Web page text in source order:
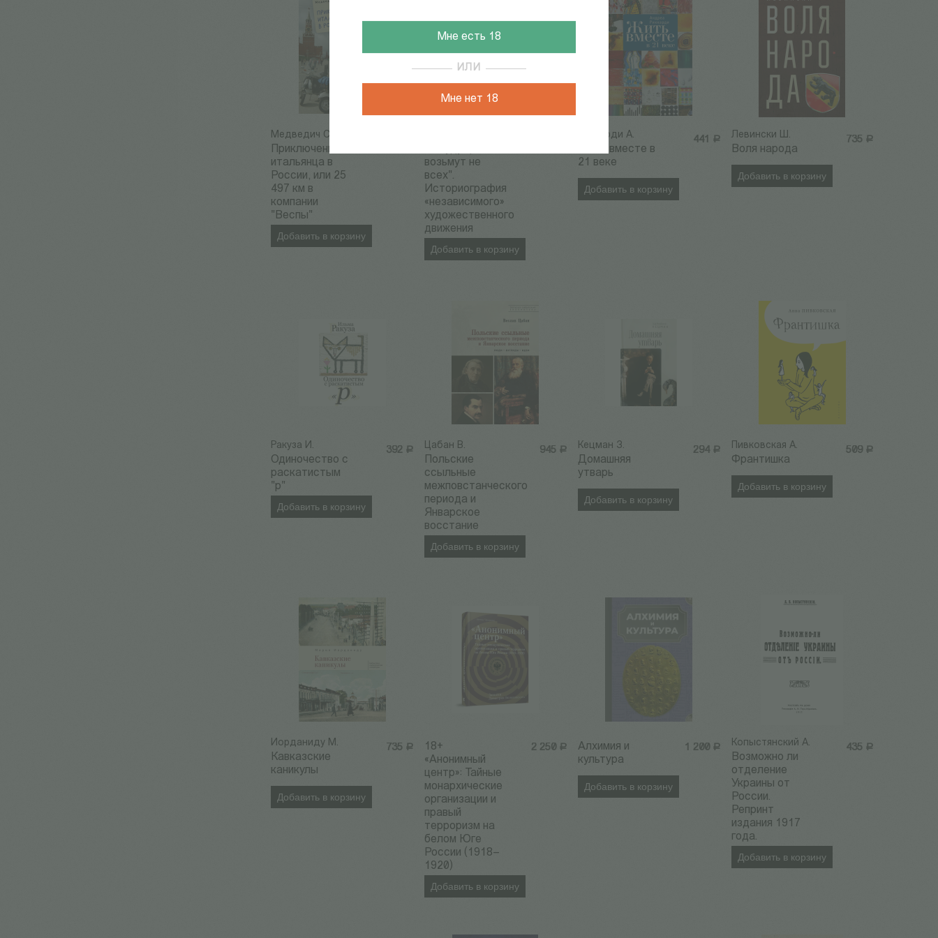
Мне есть 18
ИЛИ
Мне нет 18
Медведич С.
Приключения
итальянца в
России, или 25
497 км в
компании
"Веспы"
Добавить в корзину
возьмут не
всех".
Историография
«независимого»
художественного
движения
Добавить в корзину
441 Р
Риккарди А.
Жить вместе в
21 веке
Добавить в корзину
735 Р
Левински Ш.
Воля народа
Добавить в корзину
392 Р
Ракуза И.
Одиночество с
раскатистым
"р"
Добавить в корзину
945 Р
Цабан В.
Польские
ссыльные
межповстанческого
периода и
Январское
восстание
Добавить в корзину
294 Р
Кецман З.
Домашняя
утварь
Добавить в корзину
509 Р
Пивковская А.
Франтишка
Добавить в корзину
735 Р
Иорданиду М.
Кавказские
каникулы
Добавить в корзину
2 250 Р
18+
«Анонимный
центр»: Тайные
монархические
организации и
правый
терроризм на
белом Юге
России (1918–
1920)
Добавить в корзину
1 200 Р
Алхимия и
культура
Добавить в корзину
435 Р
Копыстянский А.
Возможно ли
отделение
Украины от
России.
Репринт
издания 1917
года.
Добавить в корзину